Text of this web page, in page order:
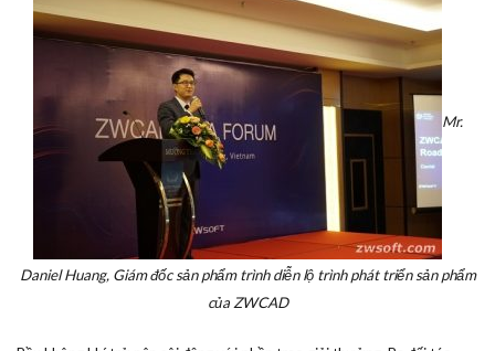
Mr.
Daniel Huang, Giám đốc sản phẩm trình diễn lộ trình phát triển sản phẩm
của ZWCAD